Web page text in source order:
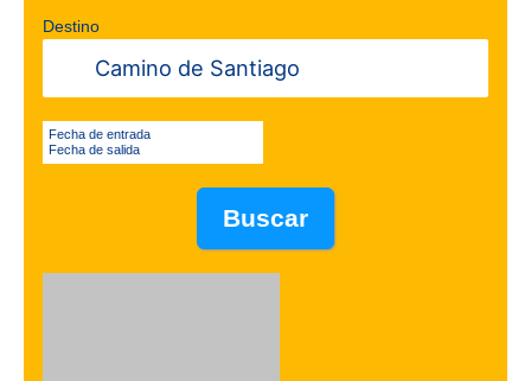
Destino
Fecha de entrada
Fecha de salida